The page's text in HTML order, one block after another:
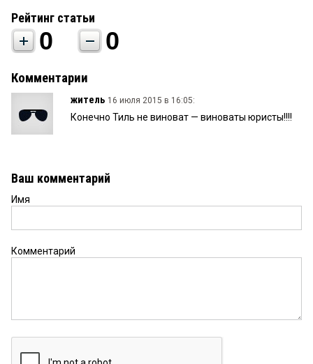
Рейтинг статьи
0 0
Комментарии
житель 16 июля 2015 в 16:05:
Конечно Тиль не виноват — виноваты юристы!!!!
Ваш комментарий
Имя
Комментарий